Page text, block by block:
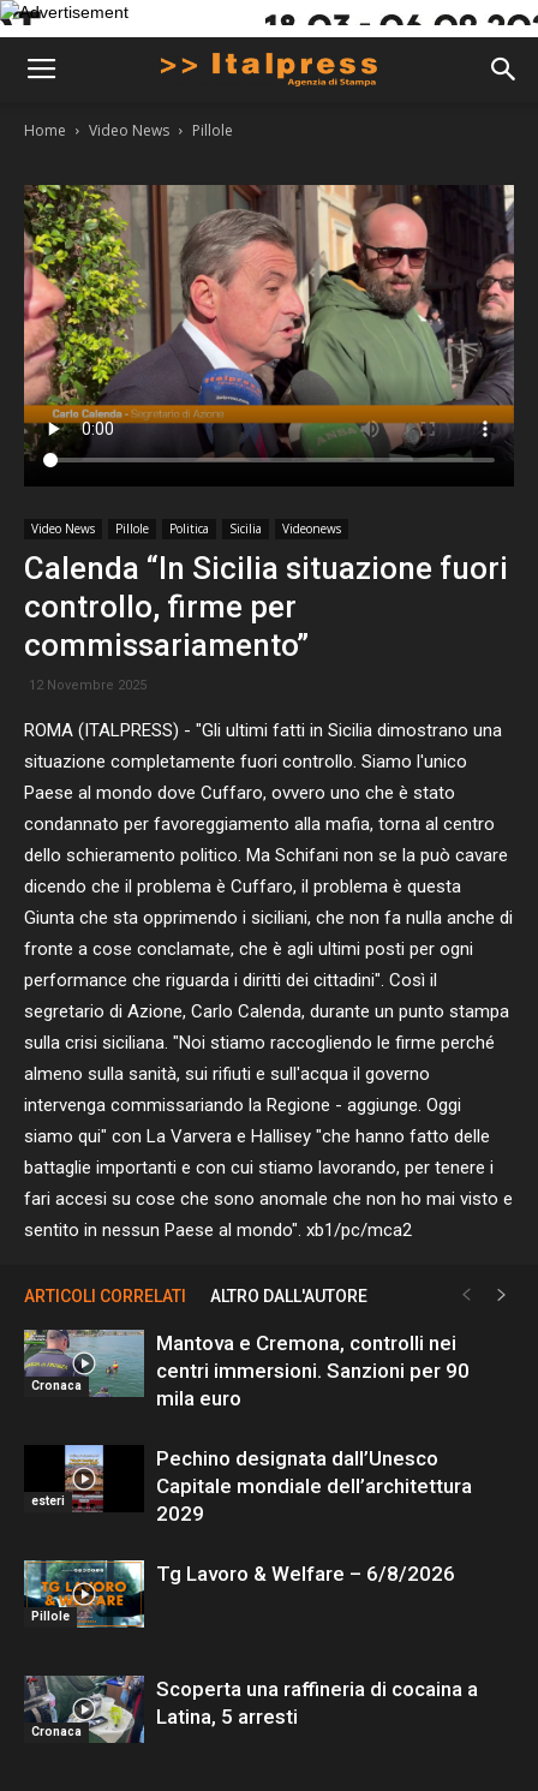
Home Video News Pillole
Video News Pillole Politica Sicilia Videonews
Calenda “In Sicilia situazione fuori
controllo, firme per
commissariamento”
12 Novembre 2025
ROMA (ITALPRESS) - "Gli ultimi fatti in Sicilia dimostrano una
situazione completamente fuori controllo. Siamo l'unico
Paese al mondo dove Cuffaro, ovvero uno che è stato
condannato per favoreggiamento alla mafia, torna al centro
dello schieramento politico. Ma Schifani non se la può cavare
dicendo che il problema è Cuffaro, il problema è questa
Giunta che sta opprimendo i siciliani, che non fa nulla anche di
fronte a cose conclamate, che è agli ultimi posti per ogni
performance che riguarda i diritti dei cittadini". Così il
segretario di Azione, Carlo Calenda, durante un punto stampa
sulla crisi siciliana. "Noi stiamo raccogliendo le firme perché
almeno sulla sanità, sui rifiuti e sull'acqua il governo
intervenga commissariando la Regione - aggiunge. Oggi
siamo qui" con La Varvera e Hallisey "che hanno fatto delle
battaglie importanti e con cui stiamo lavorando, per tenere i
fari accesi su cose che sono anomale che non ho mai visto e
sentito in nessun Paese al mondo". xb1/pc/mca2
ARTICOLI CORRELATI ALTRO DALL'AUTORE
Cronaca
Mantova e Cremona, controlli nei
centri immersioni. Sanzioni per 90
mila euro
esteri
Pechino designata dall’Unesco
Capitale mondiale dell’architettura
2029
Pillole
Tg Lavoro & Welfare – 6/8/2026
Cronaca
Scoperta una raffineria di cocaina a
Latina, 5 arresti